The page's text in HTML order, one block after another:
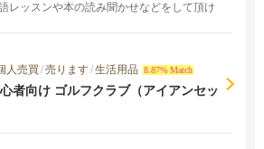
）
レッスンや本の読み聞かせなどをして頂け
人売買 /売ります/生活用品 8.87% Match
者向け ゴルフクラブ（アイアンセッ